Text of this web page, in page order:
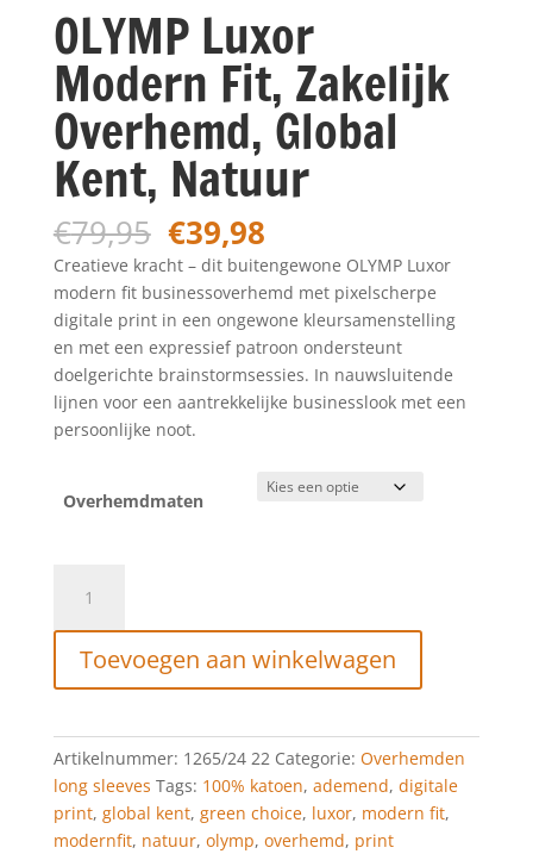
OLYMP Luxor
Modern Fit, Zakelijk
Overhemd, Global
Kent, Natuur
€79,95 Oorspronkelijke
prijs
was:
€79,95.
€39,98Huidige
prijs
is:
€39,98.
Creatieve kracht – dit buitengewone OLYMP Luxor
modern fit businessoverhemd met pixelscherpe
digitale print in een ongewone kleursamenstelling
en met een expressief patroon ondersteunt
doelgerichte brainstormsessies. In nauwsluitende
lijnen voor een aantrekkelijke businesslook met een
persoonlijke noot.
Overhemdmaten
Luxor
Modern
Zakelijk
Global
Kent,
Natuur
aantal
Toevoegen aan winkelwagen
Artikelnummer: 1265/24 22 Categorie: Overhemden
long sleeves Tags: 100% katoen, ademend, digitale
print, global kent, green choice, luxor, modern fit,
modernfit, natuur, olymp, overhemd, print